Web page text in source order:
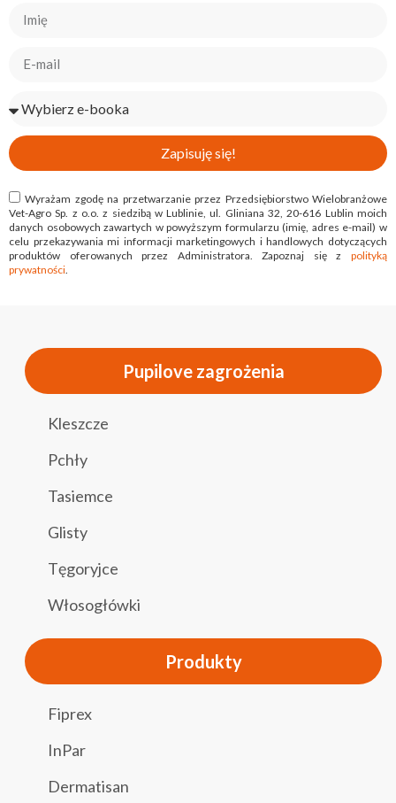
Wyrażam zgodę na przetwarzanie przez Przedsiębiorstwo Wielobranżowe
Vet-Agro Sp. z o.o. z siedzibą w Lublinie, ul. Gliniana 32, 20-616 Lublin moich
danych osobowych zawartych w powyższym formularzu (imię, adres e-mail) w
celu przekazywania mi informacji marketingowych i handlowych dotyczących
produktów oferowanych przez Administratora. Zapoznaj się z polityką
prywatności
Zapisuję się!
Pupilove zagrożenia
Kleszcze
Pchły
Tasiemce
Glisty
Tęgoryjce
Włosogłówki
Produkty
Fiprex
InPar
Dermatisan